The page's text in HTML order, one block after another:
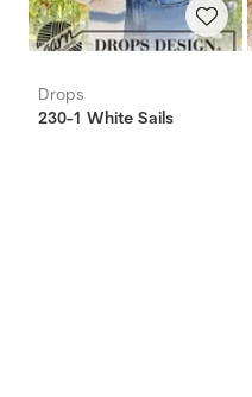
Drops
230-1 White Sails